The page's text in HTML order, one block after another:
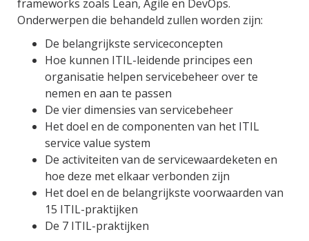
frameworks zoals Lean, Agile en DevOps.
Onderwerpen die behandeld zullen worden zijn:
De belangrijkste serviceconcepten
Hoe kunnen ITIL-leidende principes een
organisatie helpen servicebeheer over te
nemen en aan te passen
De vier dimensies van servicebeheer
Het doel en de componenten van het ITIL
service value system
De activiteiten van de servicewaardeketen en
hoe deze met elkaar verbonden zijn
Het doel en de belangrijkste voorwaarden van
15 ITIL-praktijken
De 7 ITIL-praktijken